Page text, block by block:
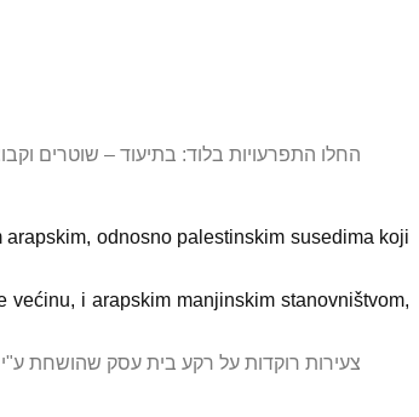
החלו התפרעויות בלוד: בתיעוד – שוטרים
odnosno palestinskim susedima koji
i arapskim manjinskim stanovništvom,
צעירות רוקדות על רקע בית עסק שהושחת